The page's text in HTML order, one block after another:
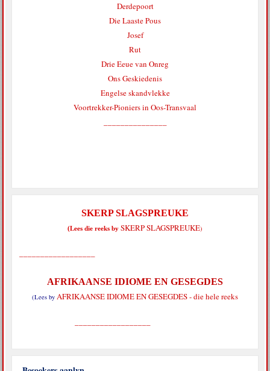
Derdepoort
Die Laaste Pous
Josef
Rut
Drie Eeue van Onreg
Ons Geskiedenis
Engelse skandvlekke
Voortrekker-Pioniers in Oos-Transvaal
SKERP SLAGSPREUKE
(Lees die reeks by SKERP SLAGSPREUKE)
AFRIKAANSE IDIOME EN GESEGDES
(Lees by AFRIKAANSE IDIOME EN GESEGDES - die hele reeks